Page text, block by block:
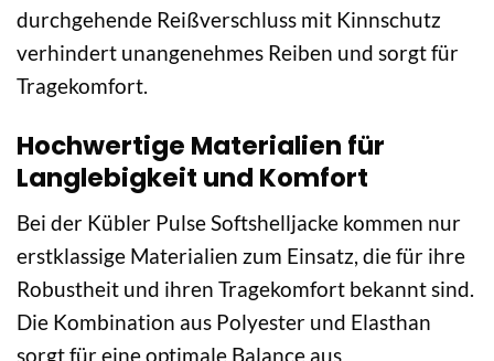
durchgehende Reißverschluss mit Kinnschutz
verhindert unangenehmes Reiben und sorgt für
Tragekomfort.
Hochwertige Materialien für
Langlebigkeit und Komfort
Bei der Kübler Pulse Softshelljacke kommen nur
erstklassige Materialien zum Einsatz, die für ihre
Robustheit und ihren Tragekomfort bekannt sind.
Die Kombination aus Polyester und Elasthan
sorgt für eine optimale Balance aus